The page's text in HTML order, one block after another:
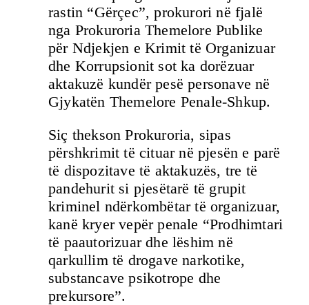
rastin “Gërçec”, prokurori në fjalë
nga Prokuroria Themelore Publike
për Ndjekjen e Krimit të Organizuar
dhe Korrupsionit sot ka dorëzuar
aktakuzë kundër pesë personave në
Gjykatën Themelore Penale-Shkup.
Siç thekson Prokuroria, sipas
përshkrimit të cituar në pjesën e parë
të dispozitave të aktakuzës, tre të
pandehurit si pjesëtarë të grupit
kriminel ndërkombëtar të organizuar,
kanë kryer vepër penale “Prodhimtari
të paautorizuar dhe lëshim në
qarkullim të drogave narkotike,
substancave psikotrope dhe
prekursore”.